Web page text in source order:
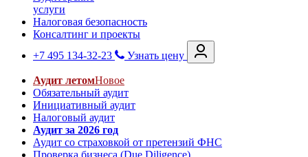
услуги
Налоговая безопасность
Консалтинг и проекты
+7 495 134-32-23
Узнать цену
Аудит летомНовое
Обязательный аудит
Инициативный аудит
Налоговый аудит
Аудит за 2026 год
Аудит со страховкой от претензий ФНС
Проверка бизнеса (Due Diligence)